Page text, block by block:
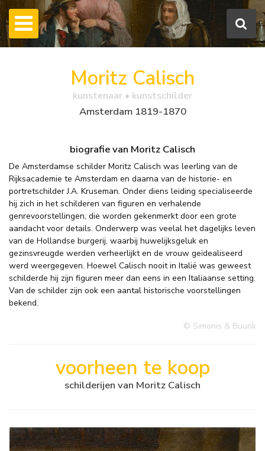
Moritz Calisch
kunstenaar • kunstschilder
Amsterdam 1819-1870
biografie van Moritz Calisch
De Amsterdamse schilder Moritz Calisch was leerling van de
Rijksacademie te Amsterdam en daarna van de historie- en
portretschilder J.A. Kruseman. Onder diens leiding specialiseerde
hij zich in het schilderen van figuren en verhalende
genrevoorstellingen, die worden gekenmerkt door een grote
aandacht voor details. Onderwerp was veelal het dagelijks leven
van de Hollandse burgerij, waarbij huwelijksgeluk en
gezinsvreugde werden verheerlijkt en de vrouw geïdealiseerd
werd weergegeven. Hoewel Calisch nooit in Italië was geweest
schilderde hij zijn figuren meer dan eens in een Italiaanse setting.
Van de schilder zijn ook een aantal historische voorstellingen
bekend.
© Simonis & Buunk
voorheen te koop
schilderijen van Moritz Calisch